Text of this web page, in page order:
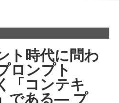
ト時代に問わ
ロンプト
「コンテキ
である― プ